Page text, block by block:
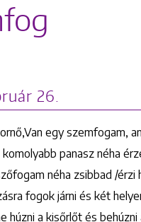
26.
egy szemfogam,
komolyabb panasz néha
néha zsibbad /érzi
fogok járni és két
húzni a kisőrlőt és behúzni